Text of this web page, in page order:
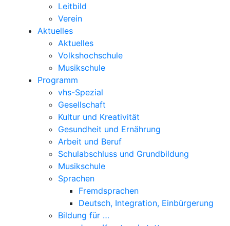
Leitbild
Verein
Aktuelles
Aktuelles
Volkshochschule
Musikschule
Programm
vhs-Spezial
Gesellschaft
Kultur und Kreativität
Gesundheit und Ernährung
Arbeit und Beruf
Schulabschluss und Grundbildung
Musikschule
Sprachen
Fremdsprachen
Deutsch, Integration, Einbürgerung
Bildung für …